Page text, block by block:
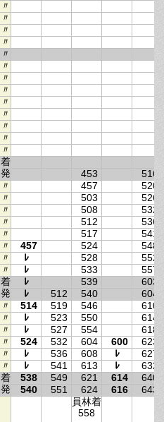
〃
〃
〃
〃
〃
〃
〃
〃
〃
〃
〃
〃
〃
着
発
453
516
〃 457
520
〃 503
526
〃 508
532
〃 512
536
〃 517
541
〃 457 524
548
〃 ﾚ 528
552
〃 ﾚ 533
557
着
発
ﾚ 539
603
ﾚ
512 540
604
〃 514 519 546
610
〃 ﾚ 523 550
614
〃 ﾚ 527 554
618
〃 524 532 604 600
623
〃 ﾚ 536 608 ﾚ
627
〃 ﾚ 541 613 ﾚ
632
着
発
538 549 621 614
640
540
551 624 616 643
員林着
558